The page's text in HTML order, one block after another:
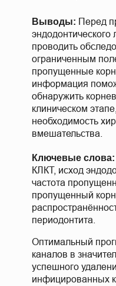
Выводы: Перед
эндодонтического
проводить
ограниченным
пропущенные
информация
обнаружить
клиническом
необходимость
вмешательства.
Ключевые слова:
КЛКТ, исход
частота
пропущенный
периодонтита.
Оптимальный
каналов в
успешного
инфицированных